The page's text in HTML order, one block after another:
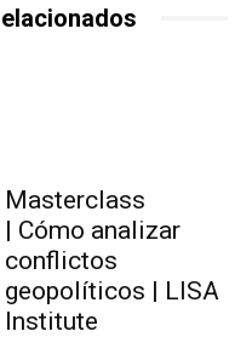
Masterclass
| Cómo analizar
conflictos
geopolíticos | LISA
Institute